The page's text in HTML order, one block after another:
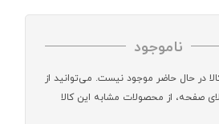
ناموجود
در حال حاضر موجود نیست. می‌توانید از
صفحه، از محصولات مشابه این کالا